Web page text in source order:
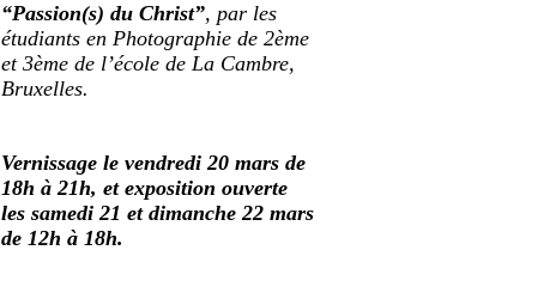
“Passion(s) du Christ”, par les
étudiants en Photographie de 2ème
et 3ème de l’école de La Cambre,
Bruxelles.
Vernissage le vendredi 20 mars de
18h à 21h, et exposition ouverte
les samedi 21 et dimanche 22 mars
de 12h à 18h.